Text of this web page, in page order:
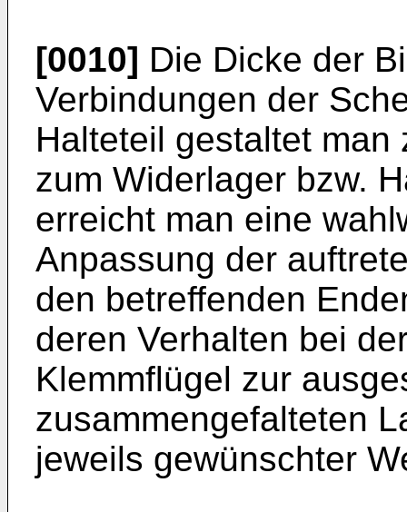
[0010] Die Dicke der
Verbindungen der
Halteteil gestaltet
zum Widerlager bzw.
erreicht man eine
Anpassung der
den betreffenden
deren Verhalten bei
Klemmflügel zur
zusammengefalteten
jeweils gewünschter